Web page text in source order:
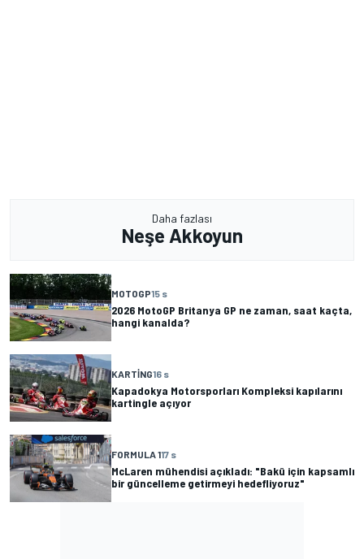
Daha fazlası
Neşe Akkoyun
MOTOGP15 s
2026 MotoGP Britanya GP ne zaman, saat kaçta,
hangi kanalda?
KARTING16 s
Kapadokya Motorsporları Kompleksi kapılarını
kartingle açıyor
FORMULA 117 s
McLaren mühendisi açıkladı: "Bakü için kapsamlı
bir güncelleme getirmeyi hedefliyoruz"